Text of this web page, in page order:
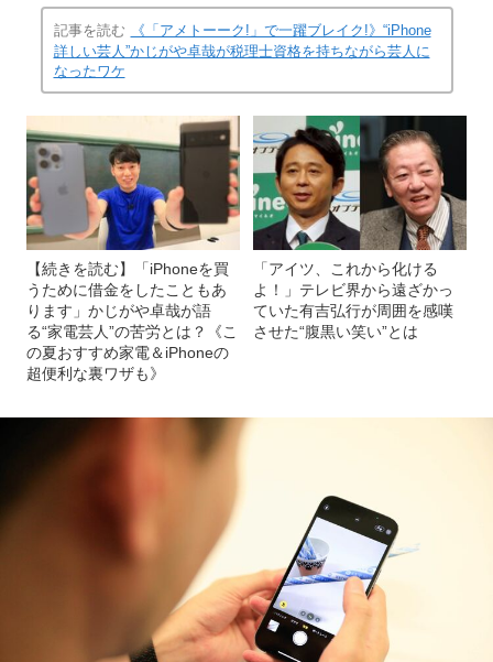
記事を読む
《「アメトーーク!」で一躍ブレイク!》“iPhone
詳しい芸人”かじがや卓哉が税理士資格を持ちながら芸人に
なったワケ
【続きを読む】「iPhoneを買
うために借金をしたこともあ
ります」かじがや卓哉が語
る“家電芸人”の苦労とは？《こ
の夏おすすめ家電＆iPhoneの
超便利な裏ワザも》
「アイツ、これから化ける
よ！」テレビ界から遠ざかっ
ていた有吉弘行が周囲を感嘆
させた“腹黒い笑い”とは